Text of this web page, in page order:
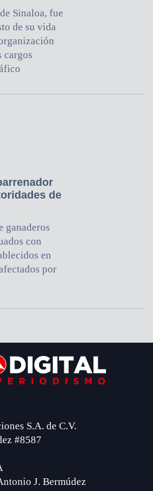
Sinaloa, fue
de su vida
cargos
de
ganaderos
con
en
por
S.A. de C.V.
#8587
J. Bermúdez